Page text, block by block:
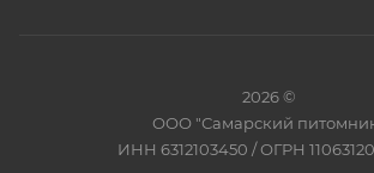
2026 ©
ООО "Самарский
ИНН 6312103450 / ОГРН